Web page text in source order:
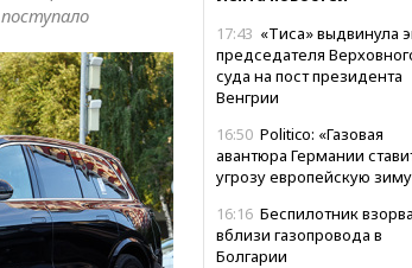
17:43 «Тиса» выдвинула
председателя
суда на пост президента
Венгрии
16:50 Politico: «Газовая
авантюра Германии
угрозу европейскую
16:16 Беспилотник
вблизи газопровода в
Болгарии